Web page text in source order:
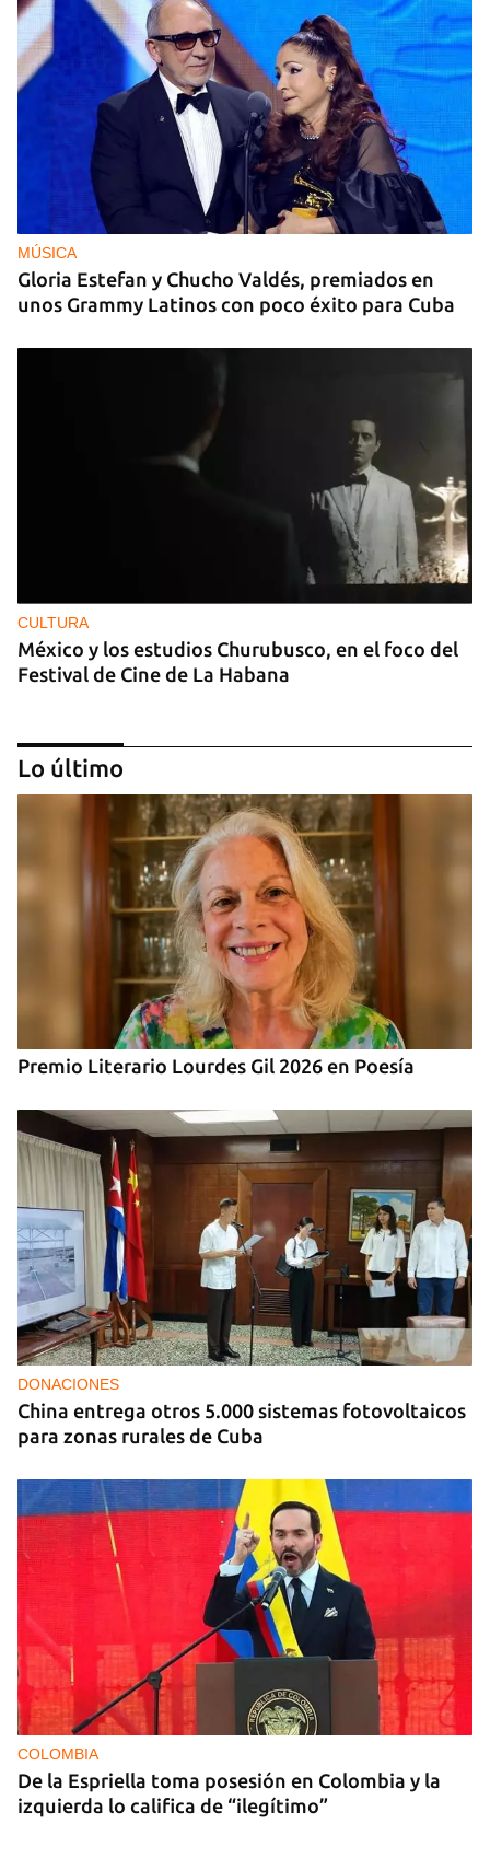
MÚSICA
Gloria Estefan y Chucho Valdés, premiados en
unos Grammy Latinos con poco éxito para Cuba
CULTURA
México y los estudios Churubusco, en el foco del
Festival de Cine de La Habana
Un público enamorado de Celia Cruz desafía la
censura en un homenaje en La Habana
Lo último
Premio Literario Lourdes Gil 2026 en Poesía
DONACIONES
China entrega otros 5.000 sistemas fotovoltaicos
para zonas rurales de Cuba
COLOMBIA
De la Espriella toma posesión en Colombia y la
izquierda lo califica de “ilegítimo”